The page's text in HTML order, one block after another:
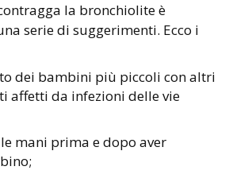
la bronchiolite è
serie di suggerimenti. Ecco i
dei bambini più piccoli con altri
affetti da infezioni delle vie
mani prima e dopo aver